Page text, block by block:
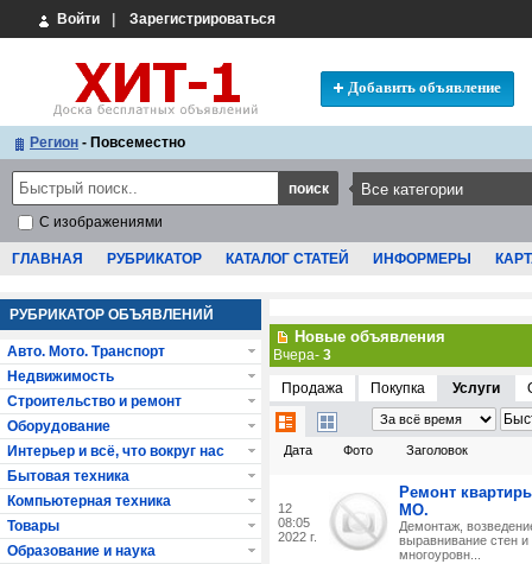
Войти Зарегистрироваться
Добавить объявление
Регион - Повсеместно
С изображениями
ГЛАВНАЯ РУБРИКАТОР КАТАЛОГ СТАТЕЙ ИНФОРМЕРЫ
Новые объявления
Вчера- 3
Продажа
Покупка Услуги
Дата Фото Заголовок
12
08:05
2022 г.
Ремонт
МО.
Демонтаж,
выравнивание стен и
многоуровн...
РУБРИКАТОР ОБЪЯВЛЕНИЙ
Авто. Мото. Транспорт
Недвижимость
Строительство и ремонт
Оборудование
Интерьер и всё, что вокруг нас
Бытовая техника
Компьютерная техника
Товары
Образование и наука